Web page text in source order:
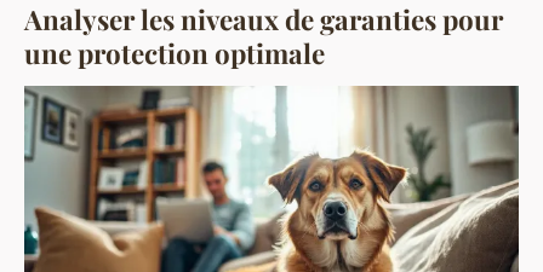
Analyser les niveaux de garanties pour
une protection optimale